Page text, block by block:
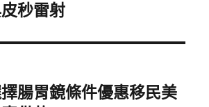
秒雷射
腸胃鏡條件優惠移民美